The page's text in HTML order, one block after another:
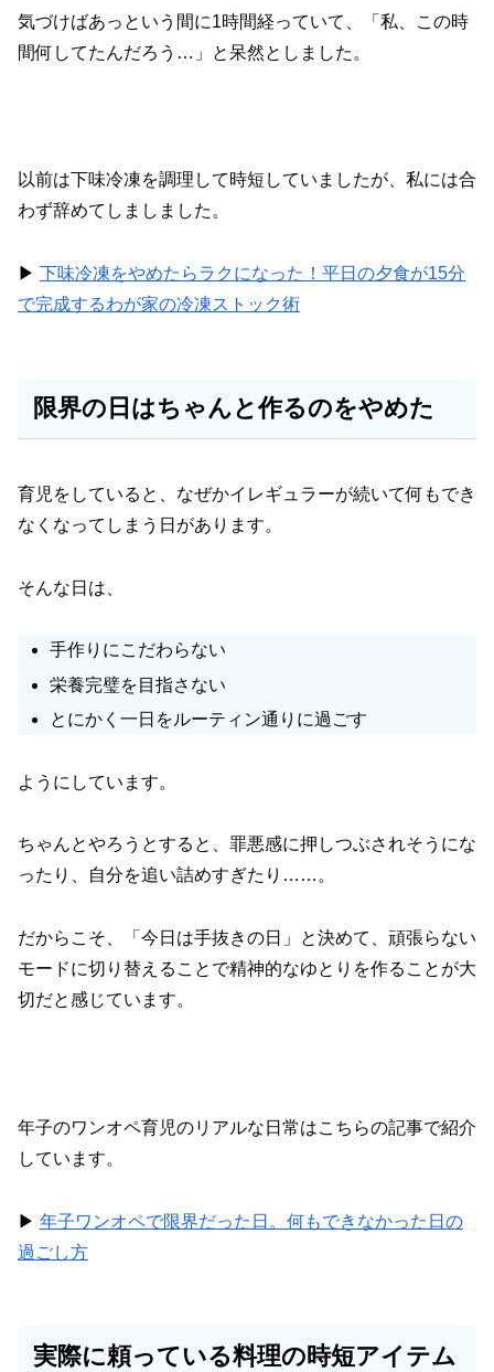
気づけばあっという間に1時間経っていて、「私、この時
間何してたんだろう…」と呆然としました。
以前は下味冷凍を調理して時短していましたが、私には合
わず辞めてしましました。
▶︎ 下味冷凍をやめたらラクになった！平日の夕食が15分
で完成するわが家の冷凍ストック術
限界の日はちゃんと作るのをやめた
育児をしていると、なぜかイレギュラーが続いて何もでき
なくなってしまう日があります。
そんな日は、
手作りにこだわらない
栄養完璧を目指さない
とにかく一日をルーティン通りに過ごす
ようにしています。
ちゃんとやろうとすると、罪悪感に押しつぶされそうにな
ったり、自分を追い詰めすぎたり……。
だからこそ、「今日は手抜きの日」と決めて、頑張らない
モードに切り替えることで精神的なゆとりを作ることが大
切だと感じています。
年子のワンオペ育児のリアルな日常はこちらの記事で紹介
しています。
▶︎ 年子ワンオペで限界だった日。何もできなかった日の
過ごし方
実際に頼っている料理の時短アイテム